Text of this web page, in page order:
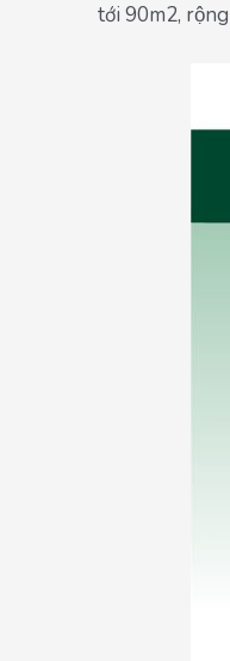
tới 90m2,